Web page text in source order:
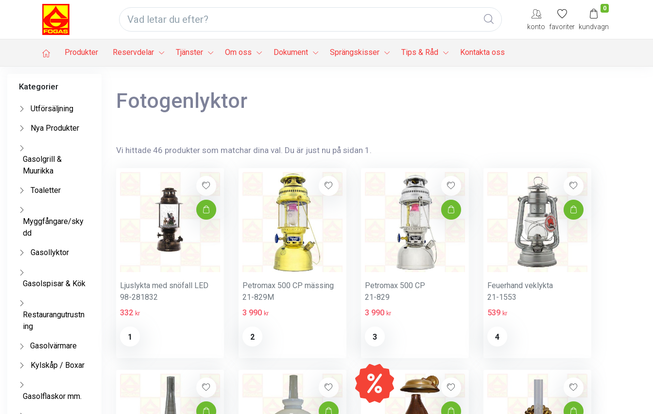
konto favoriter
0
kundvagn
Produkter Reservdelar Tjänster Om oss Dokument Sprängskisser Tips & Råd Kontakta oss
Kategorier
Utförsäljning
Nya Produkter
Gasolgrill &
Muurikka
Toaletter
Myggfångare/sky
dd
Gasollyktor
Gasolspisar & Kök
Restaurangutrustn
ing
Gasolvärmare
Kylskåp / Boxar
Gasolflaskor mm.
Fotogenlyktor
Vi hittade 46 produkter som matchar dina val. Du är just nu på sidan 1.
Ljuslykta med snöfall LED
98-281832
332 kr
1
Petromax 500 CP mässing
21-829M
3 990 kr
2
Petromax 500 CP
21-829
3 990 kr
3
Feuerhand veklykta
21-1553
539 kr
4